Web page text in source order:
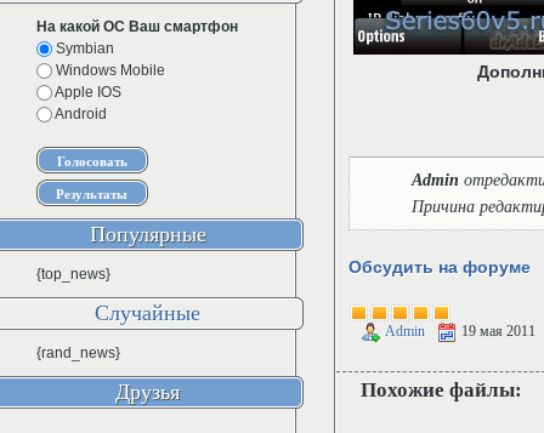
Admin
Причина
Обсудить на форуме
Admin 19 мая 2011
Похожие файлы:
На какой ОС Ваш смартфон
Symbian
Windows Mobile
Apple IOS
Android
Популярные
{top_news}
Случайные
{rand_news}
Друзья